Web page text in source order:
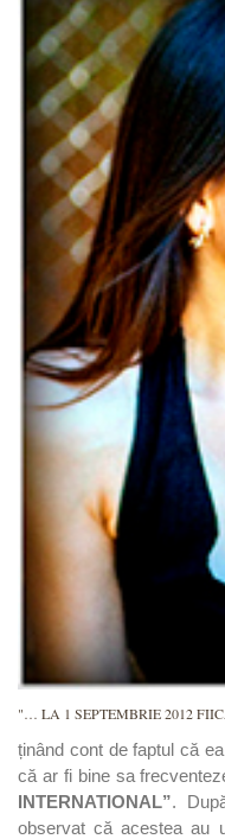
"… LA 1 SEPTEMBRIE 2012
ținând cont de faptul că
că ar fi bine sa
INTERNATIONAL”.
observat că acestea au